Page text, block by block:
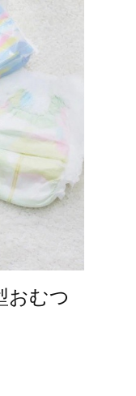
おむつ